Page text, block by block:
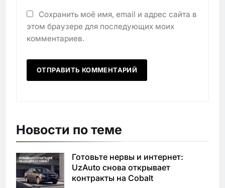
Сохранить моё имя, email и адрес сайта в
этом браузере для последующих моих
комментариев.
Новости по теме
Готовьте нервы и интернет:
UzAuto снова открывает
контракты на Cobalt